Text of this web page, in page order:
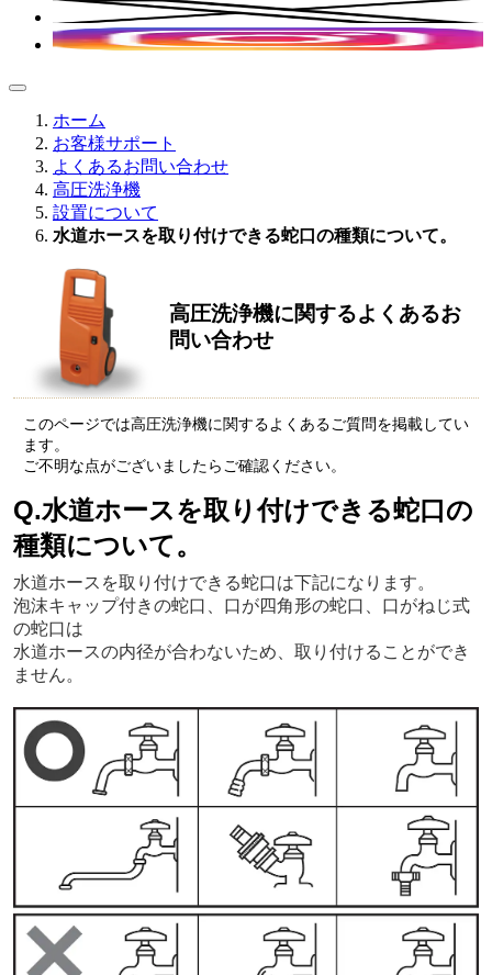
ホーム
お客様サポート
よくあるお問い合わせ
高圧洗浄機
設置について
水道ホースを取り付けできる蛇口の種類について。
高圧洗浄機に関するよくあるお
問い合わせ
このページでは高圧洗浄機に関するよくあるご質問を掲載してい
ます。
ご不明な点がございましたらご確認ください。
Q.水道ホースを取り付けできる蛇口の
種類について。
水道ホースを取り付けできる蛇口は下記になります。
泡沫キャップ付きの蛇口、口が四角形の蛇口、口がねじ式
の蛇口は
水道ホースの内径が合わないため、取り付けることができ
ません。